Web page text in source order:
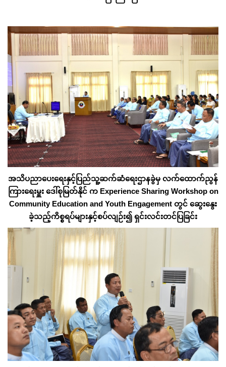
အသိပညာပေးရေးနှင့်ပြည်သူ့ဆက်ဆံရေးဌာနခွဲမှ လက်ထောက်ညွန်
ကြားရေးမှူး ဒေါ်စုမြတ်နိုင် က Experience Sharing Workshop on
Community Education and Youth Engagement တွင် ဆွေးနွေး
ခဲ့သည့်ကိစ္စရပ်များနှင့်စပ်လျဉ်း၍ ရှင်းလင်းတင်ပြခြင်း